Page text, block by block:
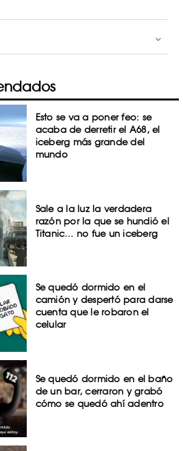
Esto se va a poner feo: se
acaba de derretir el A68, el
iceberg más grande del
mundo
Sale a la luz la verdadera
razón por la que se hundió el
Titanic… no fue un iceberg
Se quedó dormido en el
camión y despertó para darse
cuenta que le robaron el
celular
Se quedó dormido en el baño
de un bar, cerraron y grabó
cómo se quedó ahí adentro